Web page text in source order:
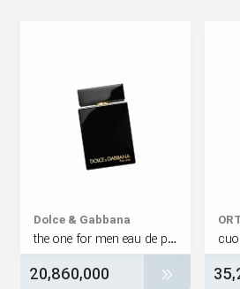
Dolce & Gabbana
the one for men eau de parfum intense
20,860,000